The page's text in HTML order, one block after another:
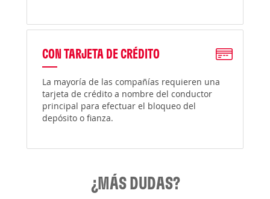
CON TARJETA DE CRÉDITO
La mayoría de las compañías requieren una
tarjeta de crédito a nombre del conductor
principal para efectuar el bloqueo del
depósito o fianza.
¿MÁS DUDAS?